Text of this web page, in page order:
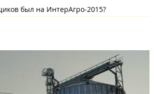
был на ИнтерАгро-2015?